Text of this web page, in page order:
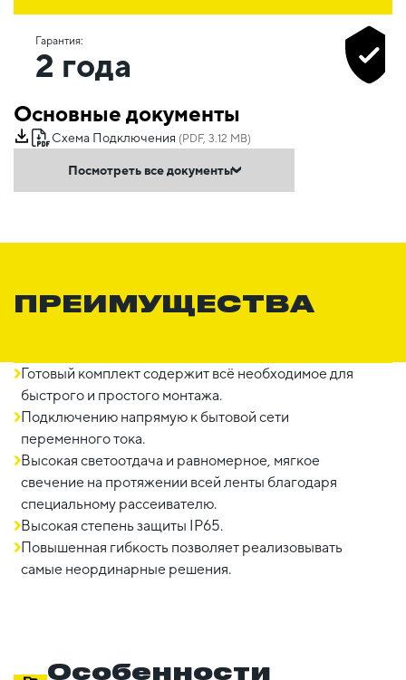
Гарантия:
2 года
Основные документы
Схема Подключения (PDF, 3.12 MB)
Посмотреть все документы
ПРЕИМУЩЕСТВА
Готовый комплект содержит всё необходимое для
быстрого и простого монтажа.
Подключению напрямую к бытовой сети
переменного тока.
Высокая светоотдача и равномерное, мягкое
свечение на протяжении всей ленты благодаря
специальному рассеивателю.
Высокая степень защиты IP65.
Повышенная гибкость позволяет реализовывать
самые неординарные решения.
Особенности